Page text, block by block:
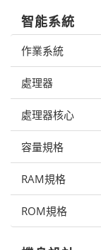
智能系統
作業系統
處理器
處理器核心
容量規格
RAM規格
ROM規格